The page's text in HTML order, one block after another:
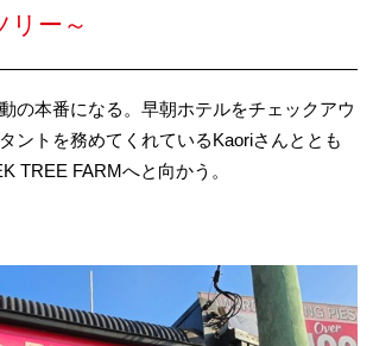
リー～
の本番になる。早朝ホテルをチェックアウ
ントを務めてくれているKaoriさんととも
TREE FARMへと向かう。